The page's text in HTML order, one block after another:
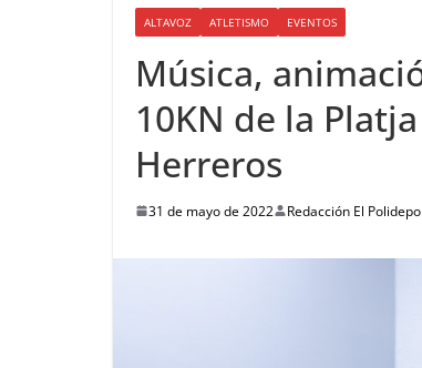
ALTAVOZ ATLETISMO EVENTOS
Música,
10KN de la
Herreros
31 de mayo de 2022 Redacción El